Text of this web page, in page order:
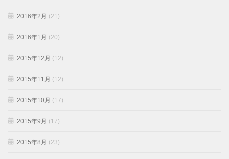
2016年2月 (21)
2016年1月 (20)
2015年12月 (12)
2015年11月 (12)
2015年10月 (17)
2015年9月 (17)
2015年8月 (23)